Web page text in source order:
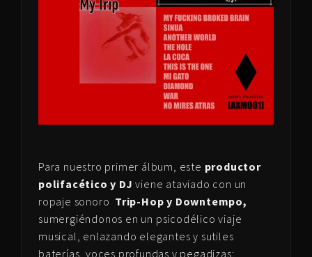
Para nuestro primer álbum, este productor
polifacético y DJ viene ataviado con un
ropaje sonoro Trip-Hop y Downtempo,
sumergiéndonos en un psicodélico viaje
musical, enlazando elegantes y sutiles
baterías, voces profundas y pegadizas;